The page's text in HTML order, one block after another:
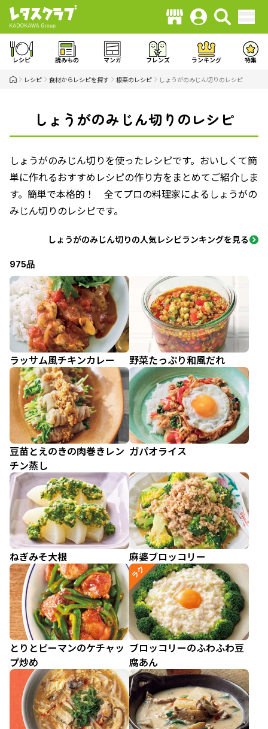
レシピ 読みもの マンガ フレンズ ランキング 特集
レシピ 食材からレシピを探す 根菜のレシピ しょうがのみじん切りのレシピ
しょうがのみじん切りのレシピ
しょうがのみじん切りを使ったレシピです。おいしくて簡
単に作れるおすすめレシピの作り方をまとめてご紹介しま
す。簡単で本格的！ 全てプロの料理家によるしょうがの
みじん切りのレシピです。
しょうがのみじん切りの人気レシピランキングを見る
975品
ラッサム風チキンカレー 野菜たっぷり和風だれ
豆苗とえのきの肉巻きレン
チン蒸し
ガパオライス
ねぎみそ大根 麻婆ブロッコリー
とりとピーマンのケチャッ
プ炒め
ラク
ブロッコリーのふわふわ豆
腐あん